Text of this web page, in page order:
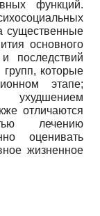
функций.
существенные
основного
и последствий
которые
этапе;
ухудшением
отличаются
лечению
оценивать
жизненное